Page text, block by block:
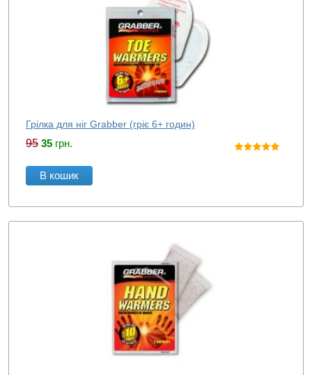
Грілка для ніг Grabber (гріє 6+ годин)
95 35 грн.
В кошик